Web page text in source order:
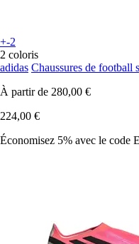
+-2
2 coloris
adidas Chaussures de football
À partir de 280,00 €
224,00 €
Économisez 5% avec le code